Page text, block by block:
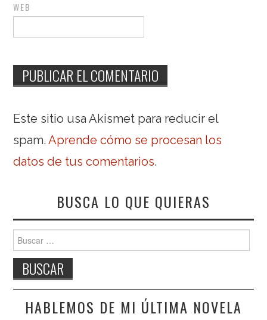
WEB
Este sitio usa Akismet para reducir el
spam.Aprende cómo se procesan los
datos de tus comentarios.
BUSCA LO QUE QUIERAS
Buscar:
HABLEMOS DE MI ÚLTIMA NOVELA